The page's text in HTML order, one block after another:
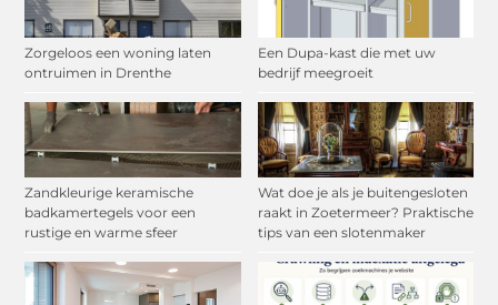
Zorgeloos een woning laten
ontruimen in Drenthe
Een Dupa-kast die met uw
bedrijf meegroeit
Zandkleurige keramische
badkamertegels voor een
rustige en warme sfeer
Wat doe je als je buitengesloten
raakt in Zoetermeer? Praktische
tips van een slotenmaker